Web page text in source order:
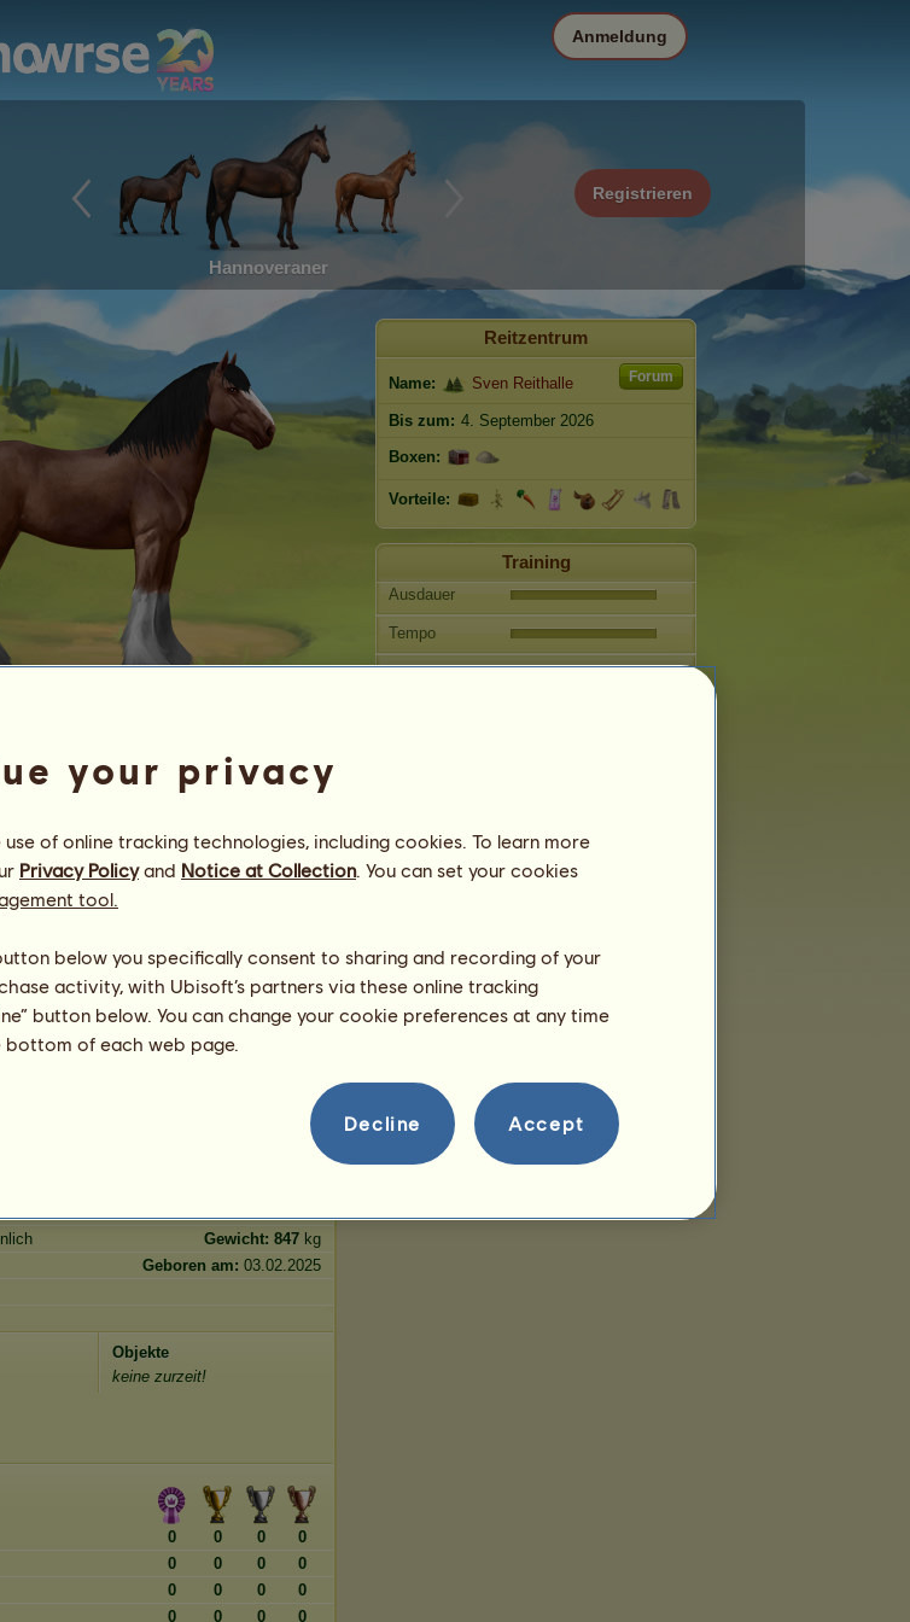
Hannoveraner
Registrieren
Anmeldung
H
100 %
100%
32.23
0.00
Gewicht: 847 kg
Geboren am: 03.02.2025
Objekte
keine zurzeit!
0 0 0
0
0 0 0
0
0 0 0
0
0 0 0 0
Reitzentrum
Forum
Name: Sven Reithalle
Bis zum: 4. September 2026
Boxen:
Vorteile:
Training
Ausdauer
Tempo
Dressur
Fortpflanzung
Informationen
Stammbaum
Nachkommen
your privacy
of online tracking technologies, including cookies. To learn more
Privacy Policyand Notice at Collection. You can set your cookies
tool.
below you specifically consent to sharing and recording of your
activity, with Ubisoft’s partners via these online tracking
button below. You can change your cookie preferences at any time
bottom of each web page.
Decline Accept